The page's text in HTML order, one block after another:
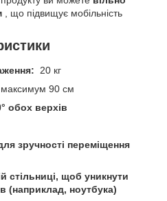
, що підвищує мобільність
20 кг
максимум 90 см
обох верхів
зручності переміщення
стільниці, щоб уникнути
(наприклад, ноутбука)